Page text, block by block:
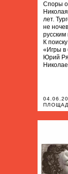
Споры о
лет.
не
К
«Игры в
Юрий